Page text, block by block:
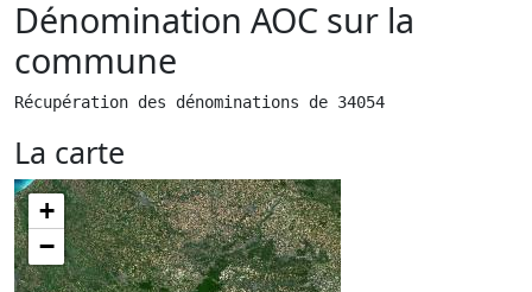
Dénomination AOC sur la
commune
Récupération des dénominations de 34054
La carte
+
−